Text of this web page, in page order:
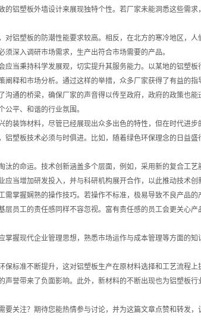
铝塑板外墙设计来展现独特个性。若厂家未能洞悉这些需
铝塑板的防潮性能要求较高。相反，在北方的寒冷地区，人
深入调研市场需求，生产出符合市场需要的产品。
当秉持科学发展观，切实提升其服务能力。以某地的铝塑
释和市场分析。通过这样的举措，众多厂家获得了有益的指
通的桥梁，确保厂家的声音得以传至政府，政府的政策也
平、和谐的行业氛围。
装饰材料，尽管已经展现出众多出色的特性，但在时代进步
塑板技术必须与时俱进。比如，随着绿色环保理念的日益
的命运。技术创新涵盖多个层面，例如，采用新的复合工艺
当增加研发投入，并与科研机构展开合作，以此推动技术创
掌握娴熟的操作技巧。若操作不标准，极易导致不良产品
员工的责任感同样不容忽视。富有责任感的员工会更关心产
握现代企业管理思想，熟悉市场运作与成本管理等方面的知
标准不断提升，这对铝塑板生产在原材料选择和工艺流程
誉带来了负面影响。此外，新材料的不断出现也为铝塑板
关注？期待您能热情参与讨论，并为这篇文章点赞和转发